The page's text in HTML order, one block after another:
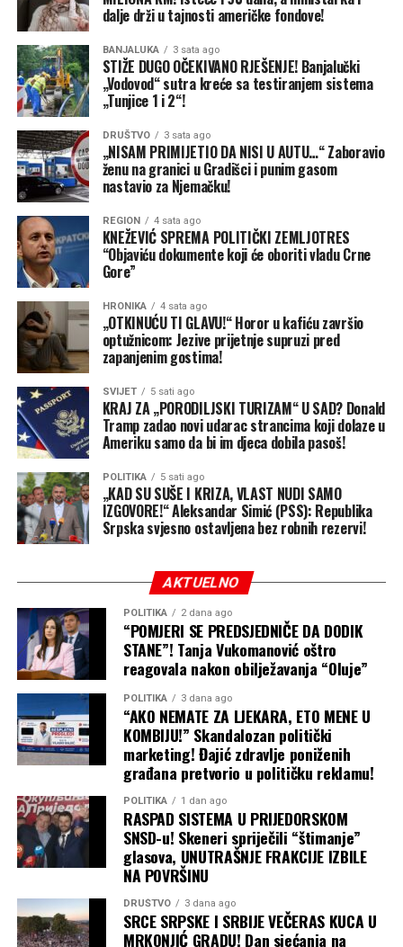
ekonomskih neprilika.
„Dok poljoprivrednici
gledaju kako im usjevi
propadaju, dok cijene hrane
i osnovnih životnih
namirnica divljaju, dok
građani Republike Srpske
žive u neizvjesnosti — vlast
ćuti ili objavljuje
saopštenja bez ikakve
sadržine. Ministarstvo
trgovine i turizma, kojem je
povjerena navodna ‘briga’ o
tržištu, pokazalo se
potpuno nesposobnim da
zaštiti građane“, naveo je
on.
Kao magistar ekonomskih nauka, privrednik i građanin,
Simić je poručio da ne želi da trpi političke igre koje se
igraju na štetu egzistencije naroda.
Pet ključnih zahtjeva Pokreta „Sigurna
Srpska“
Ispred Gradskog odbora Doboj i Predsjedništva Pokreta
„Sigurna Srpska”, Simić je iznio jasne zahtjeve upućene
nadležnima:
Hitno uspostavljanje robnih rezerviključnih
proizvoda (hrana, energenti, lijekovi);
Usvajanje preciznog plana
količinama, skladištima i rokovima;
dalje drži u tajnosti američke fondove!
BANJALUKA 3 sata ago
STIŽE DUGO OČEKIVANO RJEŠENJE! Banjalučki
„Vodovod“ sutra kreće sa testiranjem sistema
„Tunjice 1 i 2“!
DRUŠTVO 3 sata ago
„NISAM PRIMIJETIO DA NISI U AUTU…“ Zaboravio
ženu na granici u Gradišci i punim gasom
nastavio za Njemačku!
REGION 4 sata ago
KNEŽEVIĆ SPREMA POLITIČKI ZEMLJOTRES
“Objaviću dokumente koji će oboriti vladu Crne
Gore”
HRONIKA 4 sata ago
„OTKINUĆU TI GLAVU!“ Horor u kafiću završio
optužnicom: Jezive prijetnje supruzi pred
zapanjenim gostima!
SVIJET 5 sati ago
KRAJ ZA „PORODILJSKI TURIZAM“ U SAD? Donald
Tramp zadao novi udarac strancima koji dolaze u
Ameriku samo da bi im djeca dobila pasoš!
POLITIKA 5 sati ago
„KAD SU SUŠE I KRIZA, VLAST NUDI SAMO
IZGOVORE!“ Aleksandar Simić (PSS): Republika
Srpska svjesno ostavljena bez robnih rezervi!
AKTUELNO
POLITIKA 2 dana ago
“POMJERI SE PREDSJEDNIČE DA DODIK
STANE”! Tanja Vukomanović oštro
reagovala nakon obilježavanja “Oluje”
POLITIKA 3 dana ago
“AKO NEMATE ZA LJEKARA, ETO MENE U
KOMBIJU!” Skandalozan politički
marketing! Đajić zdravlje poniženih
građana pretvorio u političku reklamu!
POLITIKA 1 dan ago
RASPAD SISTEMA U PRIJEDORSKOM
SNSD-u! Skeneri spriječili “štimanje”
glasova, UNUTRAŠNJE FRAKCIJE IZBILE
NA POVRŠINU
DRUŠTVO 3 dana ago
SRCE SRPSKE I SRBIJE VEČERAS KUCA U
MRKONJIĆ GRADU! Dan sjećanja na